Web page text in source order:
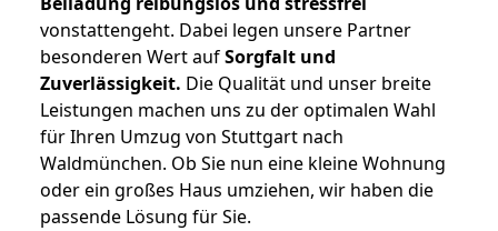
vonstattengeht. Dabei legen unsere Partner
besonderen Wert aufSorgfalt und
Zuverlässigkeit. Die Qualität und unser breite
Leistungen machen uns zu der optimalen Wahl
für Ihren Umzug von Stuttgart nach
Waldmünchen. Ob Sie nun eine kleine Wohnung
oder ein großes Haus umziehen, wir haben die
passende Lösung für Sie.